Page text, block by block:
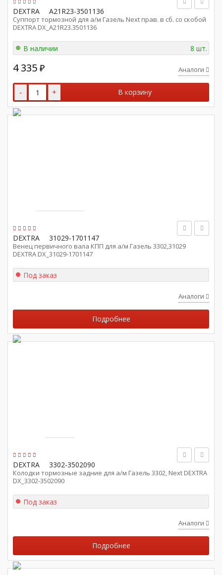
DEXTRA A21R23-3501136
Суппорт тормозной для а/м Газель Next прав. в сб. со скобой
DEXTRA DX_A21R23.3501136
В наличии 8 шт.
4 335 ₽ Аналоги
- + В корзину
DEXTRA 31029-1701147
Венец первичного вала КПП для а/м Газель 3302,31029
DEXTRA DX_31029-1701147
Под заказ
Аналоги
Подробнее
DEXTRA 3302-3502090
Колодки тормозные задние для а/м Газель 3302, Next DEXTRA
DX_3302-3502090
Под заказ
Аналоги
Подробнее